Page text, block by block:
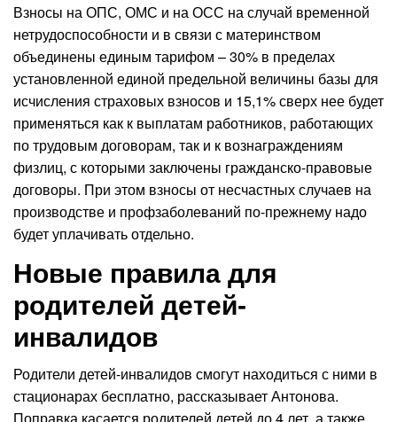
Взносы на ОПС, ОМС и на ОСС на случай временной
нетрудоспособности и в связи с материнством
объединены единым тарифом – 30% в пределах
установленной единой предельной величины базы для
исчисления страховых взносов и 15,1% сверх нее будет
применяться как к выплатам работников, работающих
по трудовым договорам, так и к вознаграждениям
физлиц, с которыми заключены гражданско-правовые
договоры. При этом взносы от несчастных случаев на
производстве и профзаболеваний по-прежнему надо
будет уплачивать отдельно.
Новые правила для
родителей детей-
инвалидов
Родители детей-инвалидов смогут находиться с ними в
стационарах бесплатно, рассказывает Антонова.